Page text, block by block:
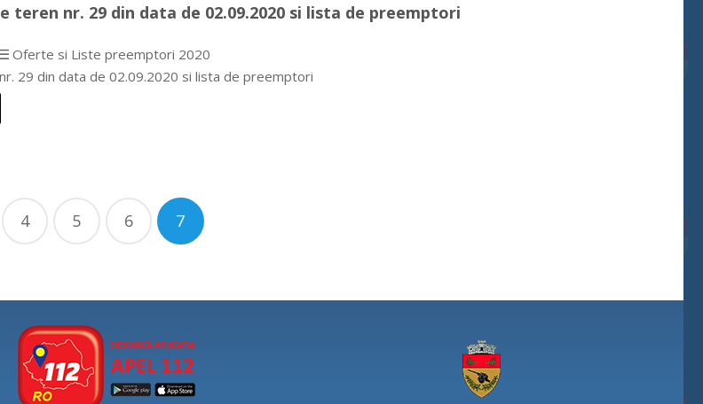
teren nr. 29 din data de 02.09.2020 si lista de preemptori
Oferte si Liste preemptori 2020
29 din data de 02.09.2020 si lista de preemptori
4 5 6 7